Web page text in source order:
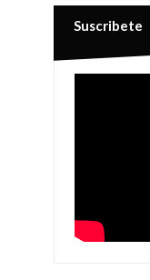
Suscribete